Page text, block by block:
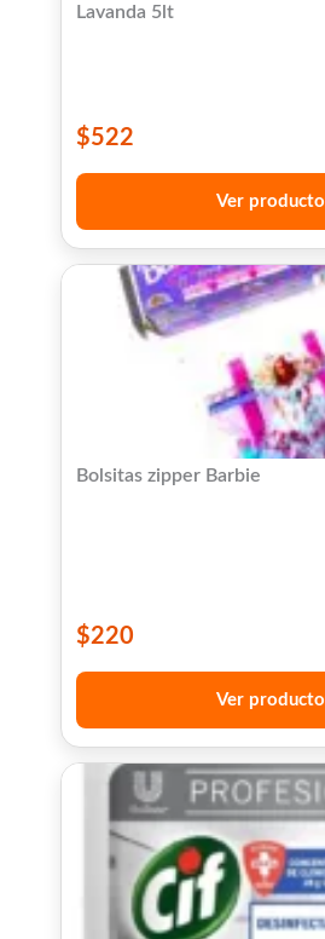
Lavanda 5lt
$522
Ver producto
Bolsitas zipper Barbie
$220
Ver producto